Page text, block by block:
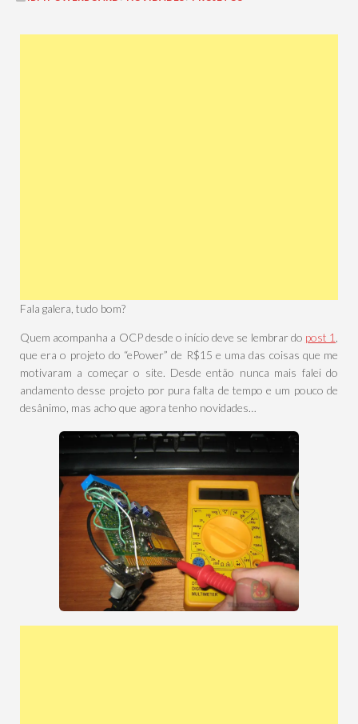
Fala galera, tudo bom?
Quem acompanha a OCP desde o início deve se lembrar do post 1
que era o projeto do “ePower” de R$15 e uma das coisas que me
motivaram a começar o site. Desde então nunca mais falei do
andamento desse projeto por pura falta de tempo e um pouco de
desânimo, mas acho que agora tenho novidades…